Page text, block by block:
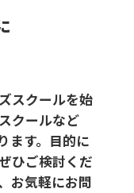
スクールを始
クールなど
ます。目的に
ひご検討くだ
お気軽にお問